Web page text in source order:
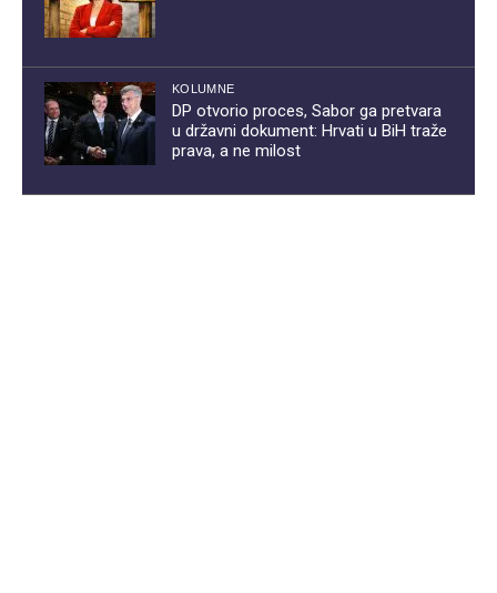
KOLUMNE
DP otvorio proces, Sabor ga pretvara
u državni dokument: Hrvati u BiH traže
prava, a ne milost